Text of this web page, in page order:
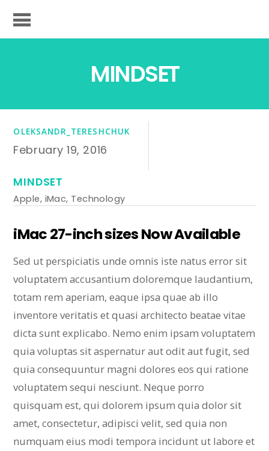
MINDSET
OLEKSANDR_TERESHCHUK
February 19, 2016
MINDSET
Apple, iMac, Technology
iMac 27-inch sizes Now Available
Sed ut perspiciatis unde omnis iste natus error sit
voluptatem accusantium doloremque laudantium,
totam rem aperiam, eaque ipsa quae ab illo
inventore veritatis et quasi architecto beatae vitae
dicta sunt explicabo. Nemo enim ipsam voluptatem
quia voluptas sit aspernatur aut odit aut fugit, sed
quia consequuntur magni dolores eos qui ratione
voluptatem sequi nesciunt. Neque porro
quisquam est, qui dolorem ipsum quia dolor sit
amet, consectetur, adipisci velit, sed quia non
numquam eius modi tempora incidunt ut labore et